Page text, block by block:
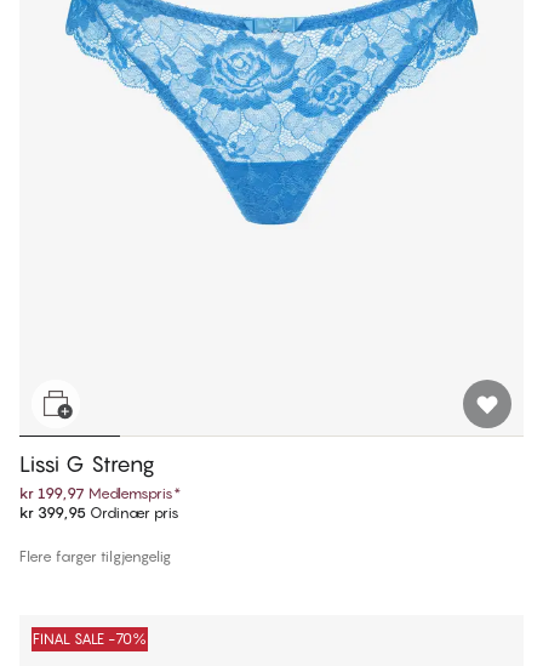
Lissi G Streng
kr 199,97 Medlemspris*
kr 399,95 Ordinær pris
Flere farger tilgjengelig
FINAL SALE -70%